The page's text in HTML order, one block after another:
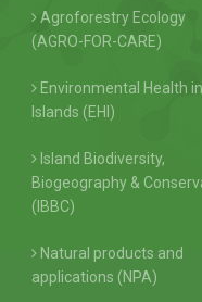
Agroforestry Ecology
(AGRO-FOR-CARE)
Environmental Health in
Islands (EHI)
Island Biodiversity,
Biogeography &
(IBBC)
Natural products and
applications (NPA)